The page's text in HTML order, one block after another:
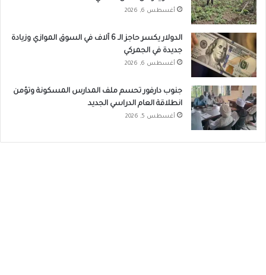
أغسطس 6, 2026
الدولار يكسر حاجز الـ 6 آلاف في السوق الموازي وزيادة
جديدة في الجمركي
أغسطس 6, 2026
جنوب دارفور تحسم ملف المدارس المسكونة وتؤمن
انطلاقة العام الدراسي الجديد
أغسطس 5, 2026